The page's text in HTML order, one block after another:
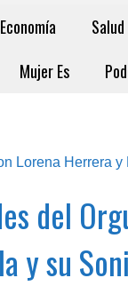
Economía Salud
Mujer Es
del
y su